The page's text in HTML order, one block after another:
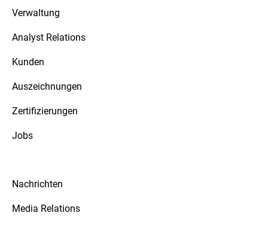
Verwaltung
Analyst Relations
Kunden
Auszeichnungen
Zertifizierungen
Jobs
Nachrichten
Media Relations